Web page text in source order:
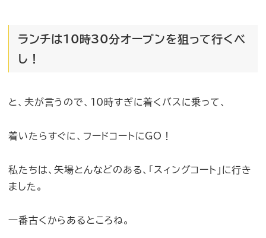
ランチは10時30分オープンを狙って行くべ
し！
と、夫が言うので、10時すぎに着くバスに乗って、
着いたらすぐに、フードコートにGO！
私たちは、矢場とんなどのある、「スィングコート」に行き
ました。
一番古くからあるところね。